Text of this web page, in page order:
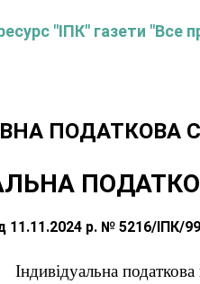
"ІПК" газети "Все
ПОДАТКОВА
11.11.2024 р. № 5216/ІПК/
Індивідуальна податкова